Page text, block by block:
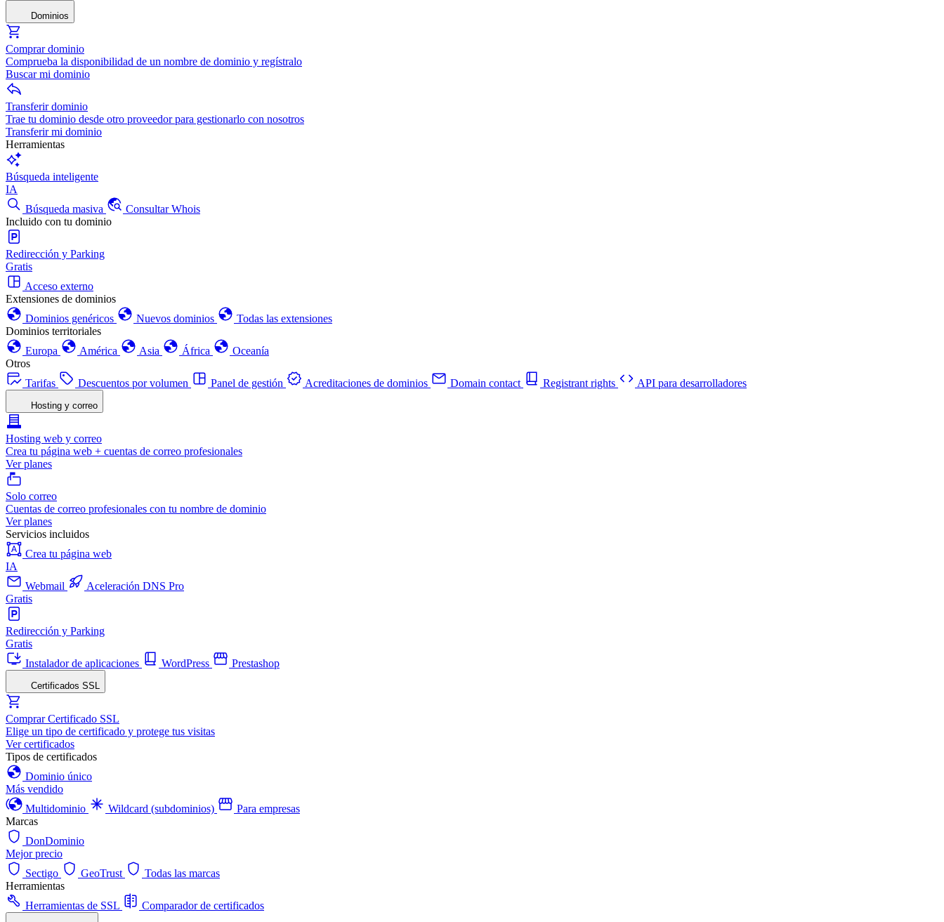
Dominios
Comprar dominio
Comprueba la disponibilidad de un nombre de dominio y regístralo
Buscar mi dominio
Transferir dominio
Trae tu dominio desde otro proveedor para gestionarlo con nosotros
Transferir mi dominio
Herramientas
Búsqueda inteligente
IA
Búsqueda masiva
Consultar Whois
Incluido con tu dominio
Redirección y Parking
Gratis
Acceso externo
Extensiones de dominios
Dominios genéricos
Nuevos dominios
Todas las extensiones
Dominios territoriales
Europa
América Asia África
Oceanía
Otros
Tarifas
Descuentos por volumen Panel de gestión Acreditaciones de dominios Domain contact Registrant rights API para desarrolladores
Hosting y correo
Hosting web y correo
Crea tu página web + cuentas de correo profesionales
Ver planes
Solo correo
Cuentas de correo profesionales con tu nombre de dominio
Ver planes
Servicios incluidos
Crea tu página web
IA
Webmail
Aceleración DNS Pro
Gratis
Redirección y Parking
Gratis
Instalador de aplicaciones
WordPress Prestashop
Certificados SSL
Comprar Certificado SSL
Elige un tipo de certificado y protege tus visitas
Ver certificados
Tipos de certificados
Dominio único
Más vendido
Multidominio
Wildcard (subdominios)
Para empresas
Marcas
DonDominio
Mejor precio
Sectigo
GeoTrust
Todas las marcas
Herramientas
Herramientas de SSL
Comparador de certificados